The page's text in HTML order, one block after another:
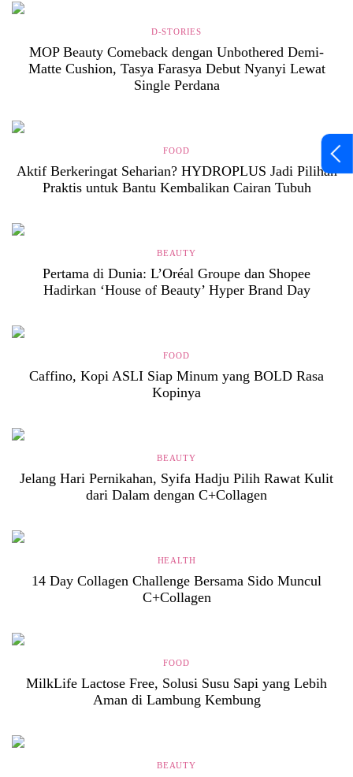
D-STORIES
MOP Beauty Comeback dengan Unbothered Demi-
Matte Cushion, Tasya Farasya Debut Nyanyi Lewat
Single Perdana
FOOD
Aktif Berkeringat Seharian? HYDROPLUS Jadi Pilihan
Praktis untuk Bantu Kembalikan Cairan Tubuh
BEAUTY
Pertama di Dunia: L’Oréal Groupe dan Shopee
Hadirkan ‘House of Beauty’ Hyper Brand Day
FOOD
Caffino, Kopi ASLI Siap Minum yang BOLD Rasa
Kopinya
BEAUTY
Jelang Hari Pernikahan, Syifa Hadju Pilih Rawat Kulit
dari Dalam dengan C+Collagen
HEALTH
14 Day Collagen Challenge Bersama Sido Muncul
C+Collagen
FOOD
MilkLife Lactose Free, Solusi Susu Sapi yang Lebih
Aman di Lambung Kembung
BEAUTY